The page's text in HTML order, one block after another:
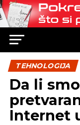
TEHNOLOGIJA
Da li
Internet